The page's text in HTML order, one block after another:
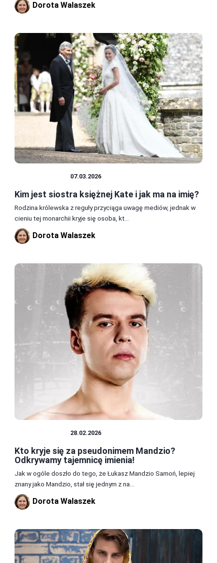
Dorota Walaszek
07.03.2026
Kim jest siostra księżnej Kate i jak ma na imię?
Rodzina królewska z reguły przyciąga uwagę mediów, jednak w
cieniu tej monarchii kryje się osoba, kt...
Dorota Walaszek
28.02.2026
Kto kryje się za pseudonimem Mandzio?
Odkrywamy tajemnicę imienia!
Jak w ogóle doszło do tego, że Łukasz Mandzio Samoń, lepiej
znany jako Mandzio, stał się jednym z na...
Dorota Walaszek